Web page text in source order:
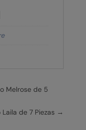
Melrose de 5
Laila de 7 Piezas →